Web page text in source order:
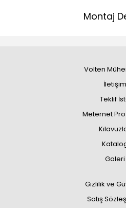
Montaj
Volten
İletişim
Teklif
Meternet
Galeri
Gizlilik ve
Satış